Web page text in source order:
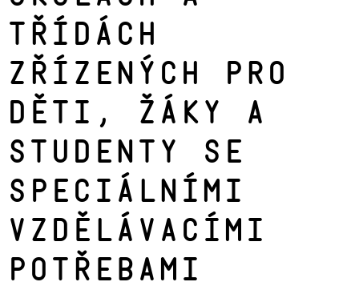
třídách
zřízených pro
děti, žáky a
studenty se
speciálními
vzdělávacími
potřebami